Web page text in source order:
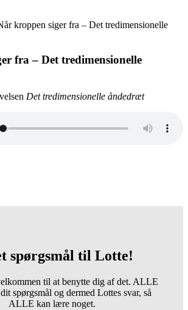
kroppen siger fra – Det tredimensionelle
fra – Det tredimensionelle
Det tredimensionelle åndedræt
spørgsmål til Lotte!
til at benytte dig af det. ALLE
spørgsmål og dermed Lottes svar, så
ALLE kan lære noget.